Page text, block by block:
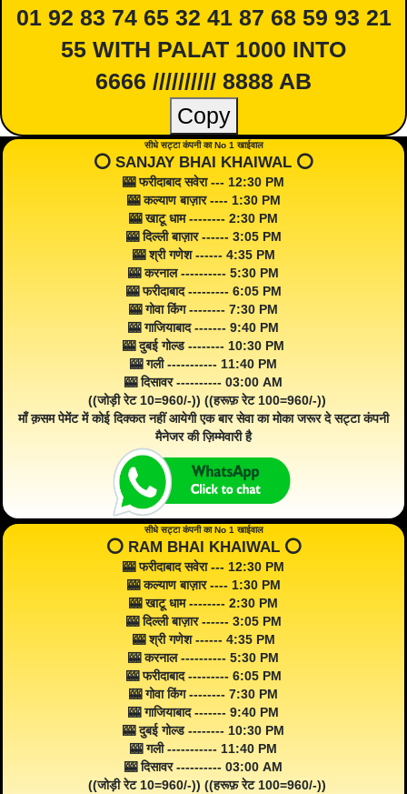
01 92 83 74 65 32 41 87 68 59 93 21
55 WITH PALAT 1000 INTO
6666 ////////// 8888 AB
Copy
सीधे सट्टा कंपनी का No 1 खाईवाल
⭕️ SANJAY BHAI KHAIWAL ⭕️
🎰 फरीदाबाद सवेरा --- 12:30 PM
🎰 कल्याण बाज़ार ---- 1:30 PM
🎰 खाटू धाम -------- 2:30 PM
🎰 दिल्ली बाज़ार ------ 3:05 PM
🎰 श्री गणेश ------ 4:35 PM
🎰 करनाल ---------- 5:30 PM
🎰 फरीदाबाद --------- 6:05 PM
🎰 गोवा किंग -------- 7:30 PM
🎰 गाजियाबाद ------- 9:40 PM
🎰 दुबई गोल्ड -------- 10:30 PM
🎰 गली ----------- 11:40 PM
🎰 दिसावर ---------- 03:00 AM
((जोड़ी रेट 10=960/-)) ((हरूफ़ रेट 100=960/-))
माँ क़सम पेमेंट में कोई दिक्कत नहीं आयेगी एक बार सेवा का मोका जरूर दे सट्टा कंपनी
मैनेजर की ज़िम्मेवारी है
सीधे सट्टा कंपनी का No 1 खाईवाल
⭕️ RAM BHAI KHAIWAL ⭕️
🎰 फरीदाबाद सवेरा --- 12:30 PM
🎰 कल्याण बाज़ार ---- 1:30 PM
🎰 खाटू धाम -------- 2:30 PM
🎰 दिल्ली बाज़ार ------ 3:05 PM
🎰 श्री गणेश ------ 4:35 PM
🎰 करनाल ---------- 5:30 PM
🎰 फरीदाबाद --------- 6:05 PM
🎰 गोवा किंग -------- 7:30 PM
🎰 गाजियाबाद ------- 9:40 PM
🎰 दुबई गोल्ड -------- 10:30 PM
🎰 गली ----------- 11:40 PM
🎰 दिसावर ---------- 03:00 AM
((जोड़ी रेट 10=960/-)) ((हरूफ़ रेट 100=960/-))